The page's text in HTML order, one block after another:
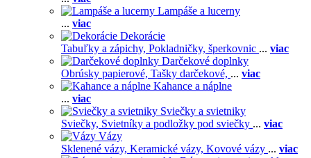
Lampáše a lucerny
... viac
Dekorácie
Tabuľky a zápichy, Pokladničky, šperkovnic ... viac
Darčekové doplnky
Obrúsky papierové, Tašky darčekové, ... viac
Kahance a náplne
... viac
Sviečky a svietniky
Sviečky, Svietníky a podložky pod sviečky ... viac
Vázy
Sklenené vázy, Keramické vázy, Kovové vázy ... viac